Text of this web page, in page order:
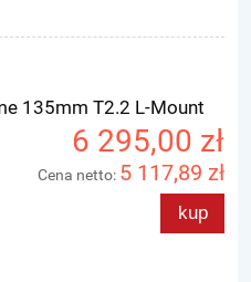
135mm T2.2 L-Mount
6 295,00 zł
Cena netto: 5 117,89 zł
kup